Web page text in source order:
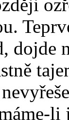
dojde
li